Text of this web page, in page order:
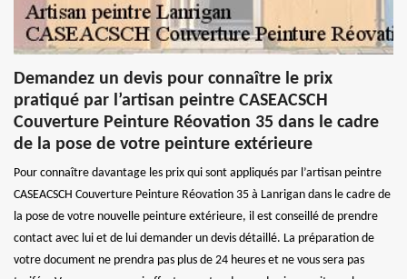
Demandez un devis pour connaître le prix
pratiqué par l’artisan peintre CASEACSCH
Couverture Peinture Réovation 35 dans le cadre
de la pose de votre peinture extérieure
Pour connaître davantage les prix qui sont appliqués par l’artisan peintre
CASEACSCH Couverture Peinture Réovation 35 à Lanrigan dans le cadre de
la pose de votre nouvelle peinture extérieure, il est conseillé de prendre
contact avec lui et de lui demander un devis détaillé. La préparation de
votre document ne prendra pas plus de 24 heures et ne vous sera pas